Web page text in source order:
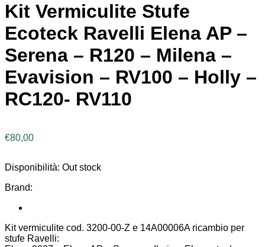
Kit Vermiculite Stufe
Ecoteck Ravelli Elena AP –
Serena – R120 – Milena –
Evavision – RV100 – Holly –
RC120- RV110
€80,00
Disponibilità: Out stock
Brand:
Kit vermiculite cod. 3200-00-Z e 14A00006A ricambio per
stufe Ravelli: